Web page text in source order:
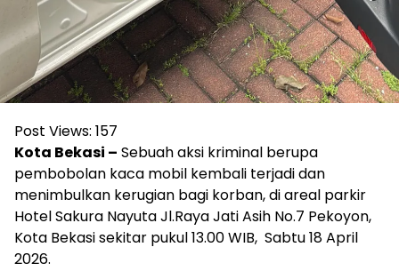
Post Views: 157
Kota Bekasi – Sebuah aksi kriminal berupa
pembobolan kaca mobil kembali terjadi dan
menimbulkan kerugian bagi korban, di areal parkir
Hotel Sakura Nayuta Jl.Raya Jati Asih No.7 Pekoyon,
Kota Bekasi sekitar pukul 13.00 WIB, Sabtu 18 April
2026.